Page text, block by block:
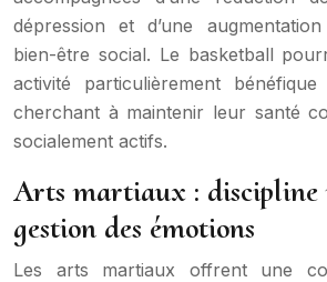
dépression et d’une
bien-être social. Le basketball
activité particulièrement
cherchant à maintenir leur santé
socialement actifs.
Arts martiaux : discipline
gestion des émotions
Les arts martiaux offrent une